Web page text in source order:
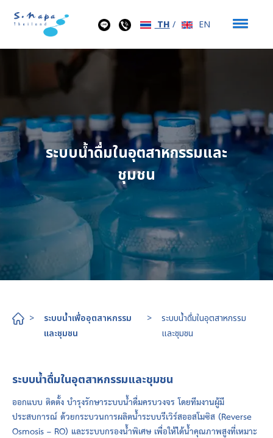
TH / EN
ระบบน้ำดื่มในอุตสาหกรรมและ
ชุมชน
>
ระบบน้ำเพื่ออุตสาหกรรม
และชุมชน
>
ระบบน้ำดื่มในอุตสาหกรรม
และชุมชน
ระบบน้ำดื่มในอุตสาหกรรมและชุมชน
ออกแบบ ติดตั้ง บำรุงรักษาระบบน้ำดื่มครบวงจร โดยทีมงานผู้มี
ประสบการณ์ ด้วยกระบวนการผลิตน้ำระบบรีเวิร์สออสโมซิส (Reverse
Osmosis – RO) และระบบกรองน้ำพิเศษ เพื่อให้ได้น้ำคุณภาพสูงที่เหมาะ